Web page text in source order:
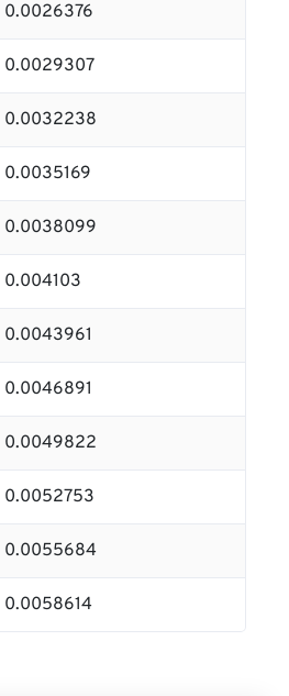
0.0026376
0.0029307
0.0032238
0.0035169
0.0038099
0.004103
0.0043961
0.0046891
0.0049822
0.0052753
0.0055684
0.0058614